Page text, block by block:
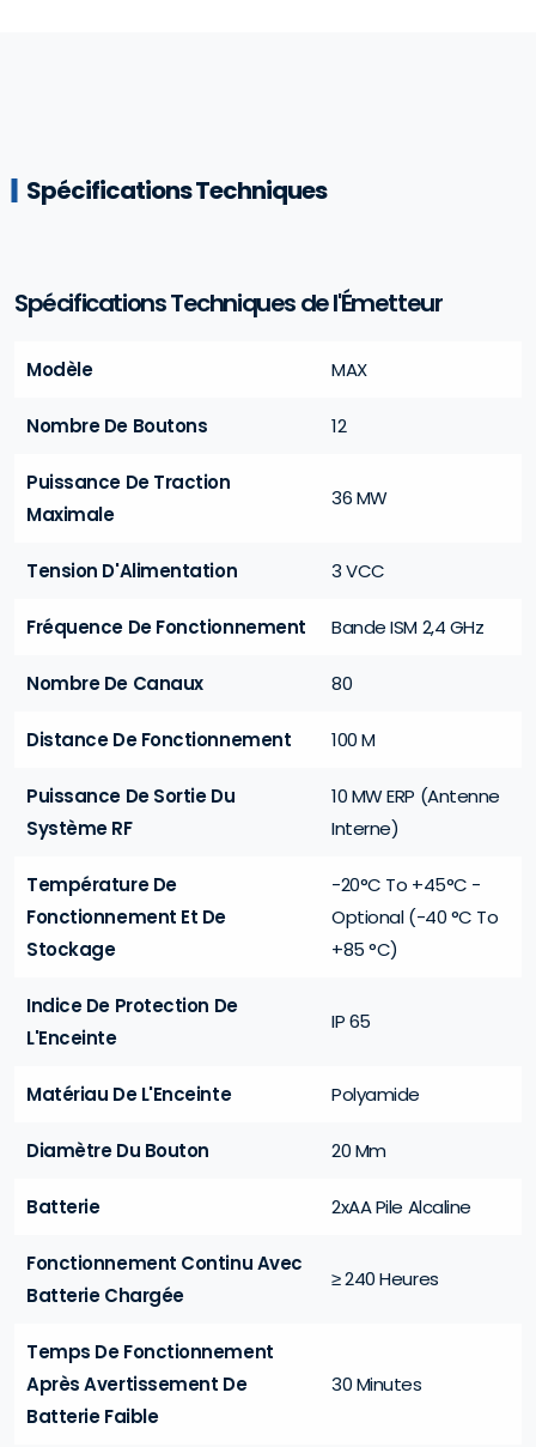
Spécifications Techniques
Spécifications Techniques de l'Émetteur
Modèle MAX
Nombre De Boutons 12
Puissance De Traction
Maximale
36 MW
Tension D'Alimentation 3 VCC
Fréquence De Fonctionnement Bande ISM 2,4 GHz
Nombre De Canaux 80
Distance De Fonctionnement 100 M
Puissance De Sortie Du
Système RF
10 MW ERP (Antenne
Interne)
Température De
Fonctionnement Et De
Stockage
-20°C To +45°C -
Optional (-40 °C To
+85 °C)
Indice De Protection De
L'Enceinte
IP 65
Matériau De L'Enceinte Polyamide
Diamètre Du Bouton 20 Mm
Batterie 2xAA Pile Alcaline
Fonctionnement Continu Avec
Batterie Chargée
≥ 240 Heures
Temps De Fonctionnement
Après Avertissement De
Batterie Faible
30 Minutes